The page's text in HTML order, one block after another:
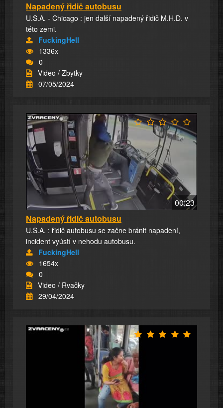
Napadený řidič autobusu
U.S.A. - Chicago : jen další napadený řidič M.H.D. v
této zemi.
FuckingHell
1336x
0
Video / Zbytky
07/05/2024
00:23
Napadený řidič autobusu
U.S.A. : řidič autobusu se začne bránit napadení,
incident vyústí v nehodu autobusu.
FuckingHell
1654x
0
Video / Rvačky
29/04/2024